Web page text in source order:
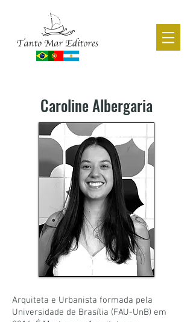
CATÁLOGO ACADÊMICO
Caroline Albergaria
Arquiteta e Urbanista formada pela
Universidade de Brasília (FAU-UnB) em